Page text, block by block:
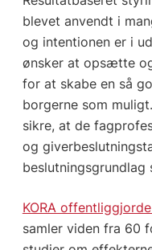
blevet anvendt i
og intentionen er i
ønsker at opsætte
for at skabe en så
borgerne som
sikre, at de
og
beslutningsgrundlag
KORA
samler viden fra 60